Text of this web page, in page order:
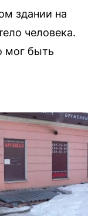
здании на
человека.
мог быть